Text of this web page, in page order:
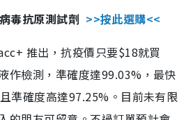
毒抗原測試劑 >>按此選購<<
推出，抗疫價只要$18就買
作檢測，準確度達99.03%，最快
準確度高達97.25%。目前未有限